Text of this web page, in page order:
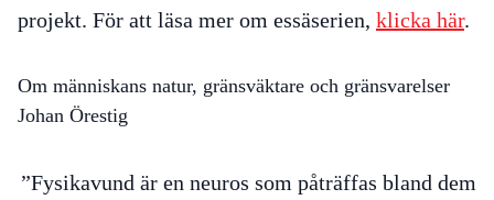
projekt. För att läsa mer om essäserien, klicka här.
Om människans natur, gränsväktare och gränsvarelser
Johan Örestig
”Fysikavund är en neuros som påträffas bland dem